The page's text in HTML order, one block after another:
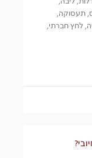
תעסוקה,
לחץ חברתי,